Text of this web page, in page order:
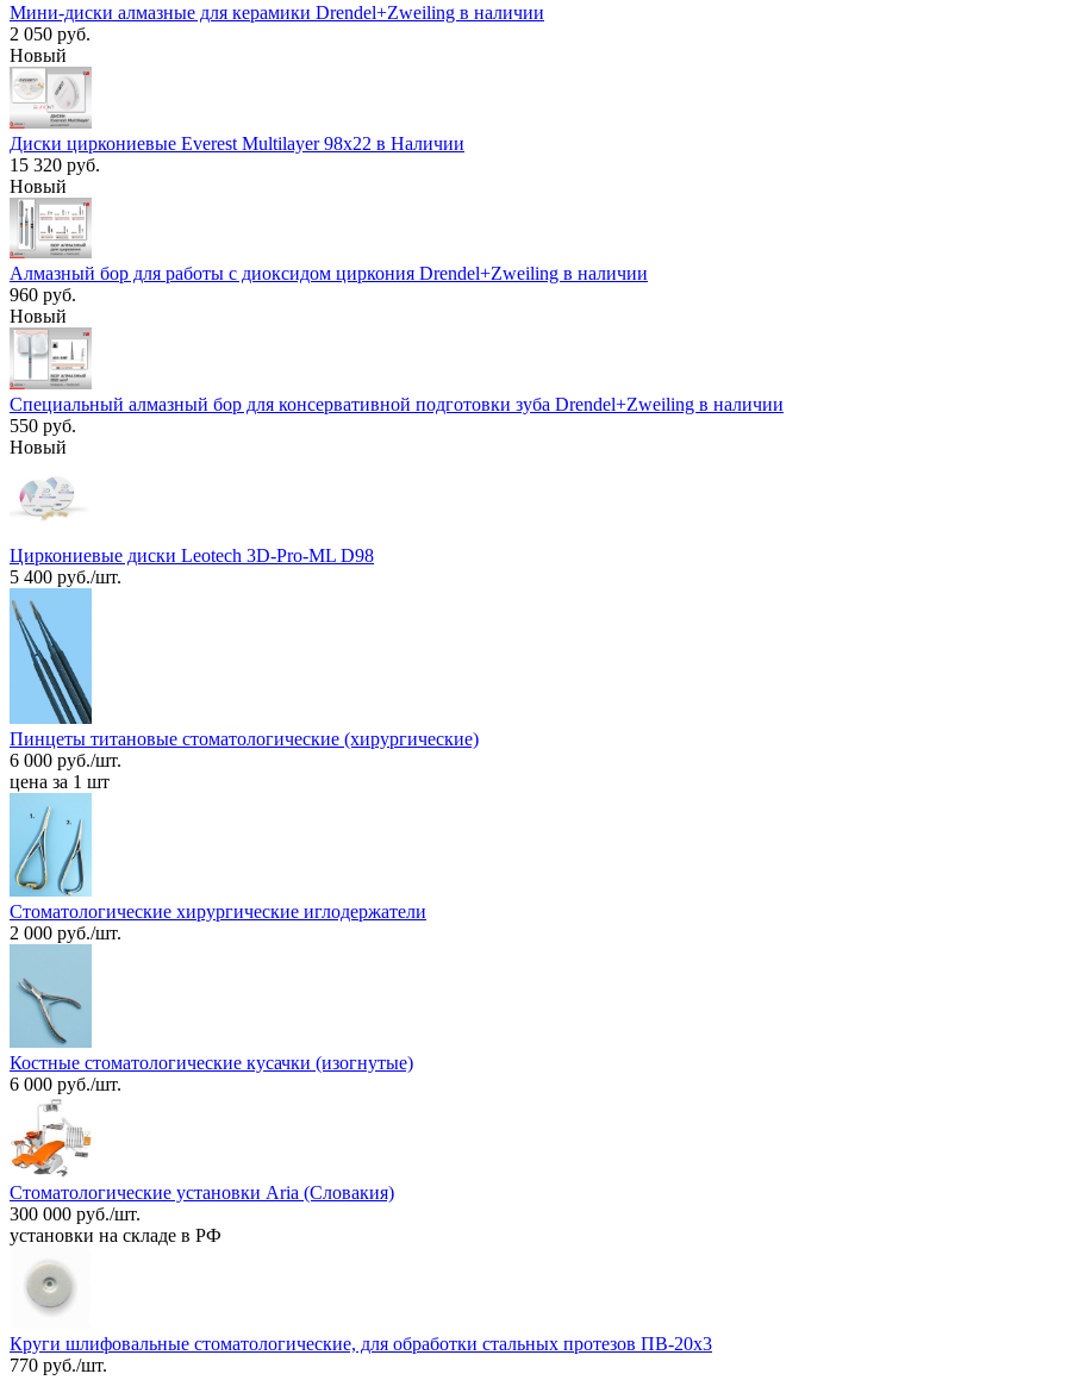
Мини-диски алмазные для керамики Drendel+Zweiling в наличии
2 050 руб.
Новый
Диски циркониевые Everest Multilayer 98х22 в Наличии
15 320 руб.
Новый
Алмазный бор для работы с диоксидом циркония Drendel+Zweiling в наличии
960 руб.
Новый
Специальный алмазный бор для консервативной подготовки зуба Drendel+Zweiling в наличии
550 руб.
Новый
Циркониевые диски Leotech 3D-Pro-ML D98
5 400 руб./шт.
Пинцеты титановые стоматологические (хирургические)
6 000 руб./шт.
цена за 1 шт
Стоматологические хирургические иглодержатели
2 000 руб./шт.
Костные стоматологические кусачки (изогнутые)
6 000 руб./шт.
Стоматологические установки Aria (Словакия)
300 000 руб./шт.
установки на складе в РФ
Круги шлифовальные стоматологические, для обработки стальных протезов ПВ-20х3
770 руб./шт.